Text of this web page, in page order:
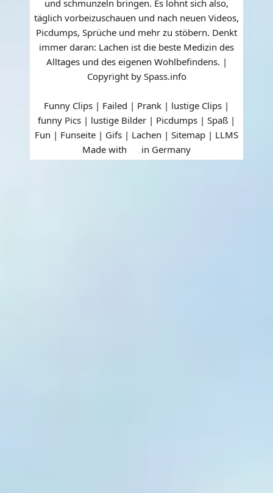
und schmunzeln bringen. Es lohnt sich also,
täglich vorbeizuschauen und nach neuen Videos,
Picdumps, Sprüche und mehr zu stöbern. Denkt
immer daran: Lachen ist die beste Medizin des
Alltages und des eigenen Wohlbefindens. |
Copyright by Spass.info
Funny Clips | Failed | Prank | lustige Clips |
funny Pics | lustige Bilder | Picdumps | Spaß |
Fun | Funseite | Gifs | Lachen | Sitemap | LLMS
Made with
in Germany